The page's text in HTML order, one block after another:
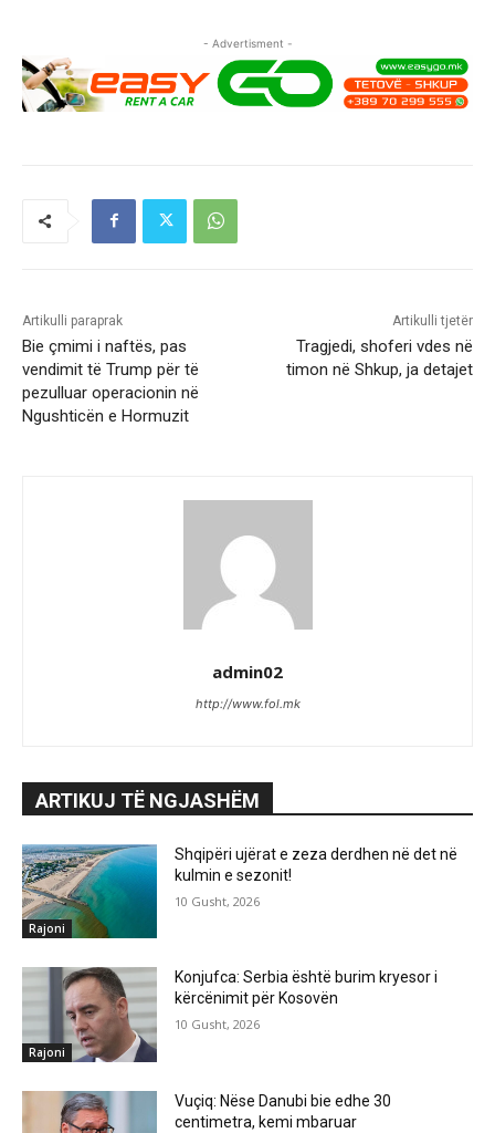
- Advertisment -
Artikulli paraprak
Bie çmimi i naftës, pas
vendimit të Trump për të
pezulluar operacionin në
Ngushticën e Hormuzit
Artikulli tjetër
Tragjedi, shoferi vdes në
timon në Shkup, ja detajet
admin02
http://www.fol.mk
ARTIKUJ TË NGJASHËM
Rajoni
Shqipëri ujërat e zeza derdhen në det në
kulmin e sezonit!
10 Gusht, 2026
Rajoni
Konjufca: Serbia është burim kryesor i
kërcënimit për Kosovën
10 Gusht, 2026
Vuçiq: Nëse Danubi bie edhe 30
centimetra, kemi mbaruar